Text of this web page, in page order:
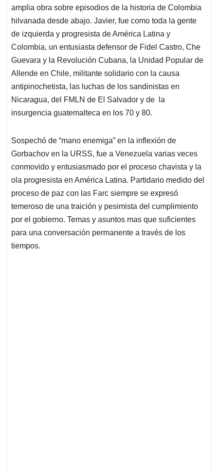
amplia obra sobre episodios de la historia de Colombia
hilvanada desde abajo. Javier, fue como toda la gente
de izquierda y progresista de América Latina y
Colombia, un entusiasta defensor de Fidel Castro, Che
Guevara y la Revolución Cubana, la Unidad Popular de
Allende en Chile, militante solidario con la causa
antipinochetista, las luchas de los sandinistas en
Nicaragua, del FMLN de El Salvador y de la
insurgencia guatemalteca en los 70 y 80.
Sospechó de “mano enemiga” en la inflexión de
Gorbachov en la URSS, fue a Venezuela varias veces
conmovido y entusiasmado por el proceso chavista y la
ola progresista en América Latina. Partidario medido del
proceso de paz con las Farc siempre se expresó
temeroso de una traición y pesimista del cumplimiento
por el gobierno. Temas y asuntos mas que suficientes
para una conversación permanente a través de los
tiempos.